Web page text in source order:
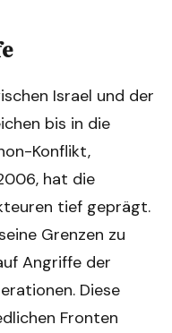
Israel und der
bis in die
Konflikt,
hat die
tief geprägt.
Grenzen zu
Angriffe der
Diese
Fronten